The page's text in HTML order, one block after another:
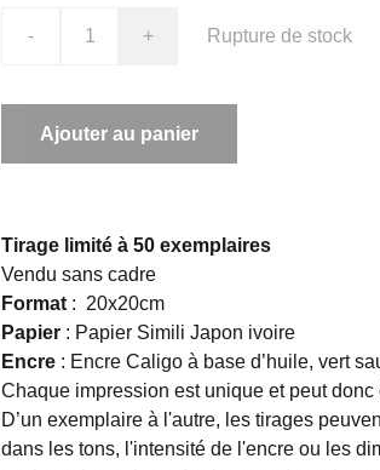
- + Rupture de stock
Ajouter au panier
Tirage limité à 50 exemplaires
Vendu sans cadre
Format : 20x20cm
Papier : Papier Simili Japon ivoire
Encre : Encre Caligo à base d’huile, vert
Chaque impression est unique et peut
D’un exemplaire à l'autre, les tirages
dans les tons, l'intensité de l'encre ou les